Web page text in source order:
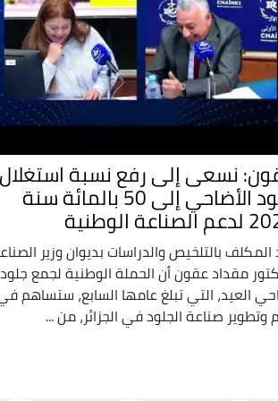
نسعى إلى رفع نسبة استغلال
جلود الأضاحي إلى 50 بالمائة سنة
الوطنية
المكلف بالتلخيص والدراسات بديوان وزير
مقداد عقون أن الحملة الوطنية لجمع جلود
العيد، التي تبلغ عامها السابع، ستساهم
وتطوير صناعة الجلود في الجزائر، من ...